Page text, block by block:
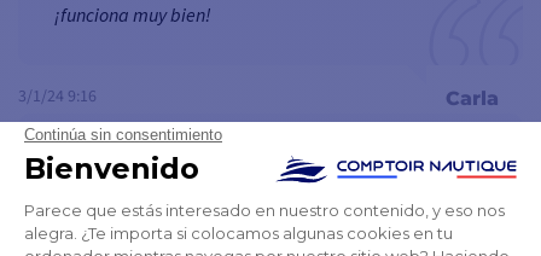
¡funciona muy bien!
3/1/24 9:16 Carla
Formato DIN para
sustituir mi antigua
estación de trabajo
No es fácil encontrar una radio de coche en el formato